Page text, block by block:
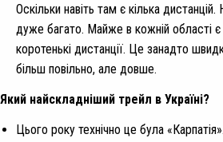
Оскільки навіть там є кілька
дуже багато. Майже в кожній області є
коротенькі дистанції. Це занадто
більш повільно, але довше.
Який найскладніший трейл в Україні?
Цього року технічно це була